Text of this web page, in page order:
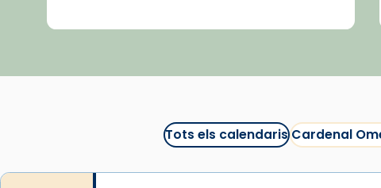
juliol la missa de Les Santes de
Tots els calendarisCardenal